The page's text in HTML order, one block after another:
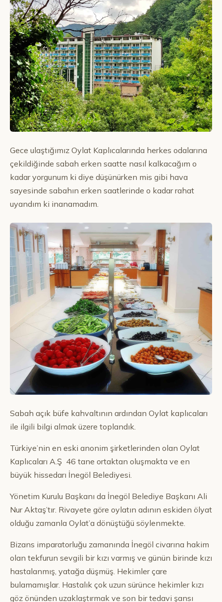
Gece ulaştığımız Oylat Kaplıcalarında herkes odalarına
çekildiğinde sabah erken saatte nasıl kalkacağım o
kadar yorgunum ki diye düşünürken mis gibi hava
sayesinde sabahın erken saatlerinde o kadar rahat
uyandım ki inanamadım.
Sabah açık büfe kahvaltının ardından Oylat kaplıcaları
ile ilgili bilgi almak üzere toplandık.
Türkiye’nin en eski anonim şirketlerinden olan Oylat
Kaplıcaları A.Ş 46 tane ortaktan oluşmakta ve en
büyük hissedarı İnegöl Belediyesi.
Yönetim Kurulu Başkanı da İnegöl Belediye Başkanı Ali
Nur Aktaş’tır. Rivayete göre oylatın adının eskiden ölyat
olduğu zamanla Oylat’a dönüştüğü söylenmekte.
Bizans imparatorluğu zamanında İnegöl civarına hakim
olan tekfurun sevgili bir kızı varmış ve günün birinde kızı
hastalanmış, yatağa düşmüş. Hekimler çare
bulamamışlar. Hastalık çok uzun sürünce hekimler kızı
göz önünden uzaklaştırmak ve son bir tedavi şansı